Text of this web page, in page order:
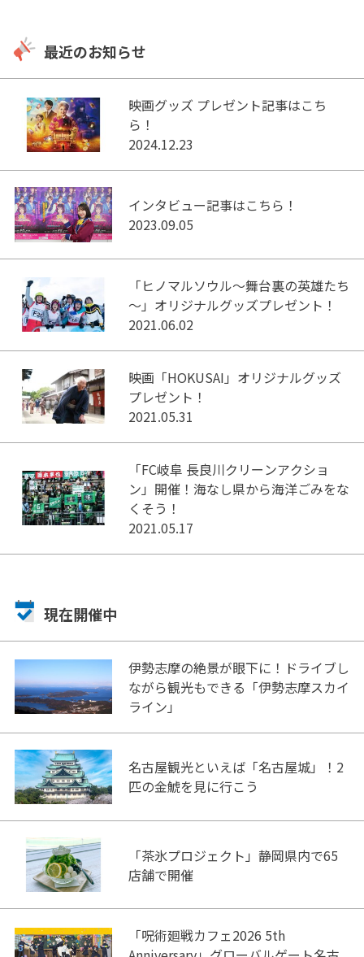
最近のお知らせ
映画グッズ プレゼント記事はこち
ら！
2024.12.23
インタビュー記事はこちら！
2023.09.05
「ヒノマルソウル～舞台裏の英雄たち
～」オリジナルグッズプレゼント！
2021.06.02
映画「HOKUSAI」オリジナルグッズ
プレゼント！
2021.05.31
「FC岐阜 長良川クリーンアクショ
ン」開催！海なし県から海洋ごみをな
くそう！
2021.05.17
現在開催中
伊勢志摩の絶景が眼下に！ドライブし
ながら観光もできる「伊勢志摩スカイ
ライン」
名古屋観光といえば「名古屋城」！2
匹の金鯱を見に行こう
「茶氷プロジェクト」静岡県内で65
店舗で開催
「呪術廻戦カフェ2026 5th